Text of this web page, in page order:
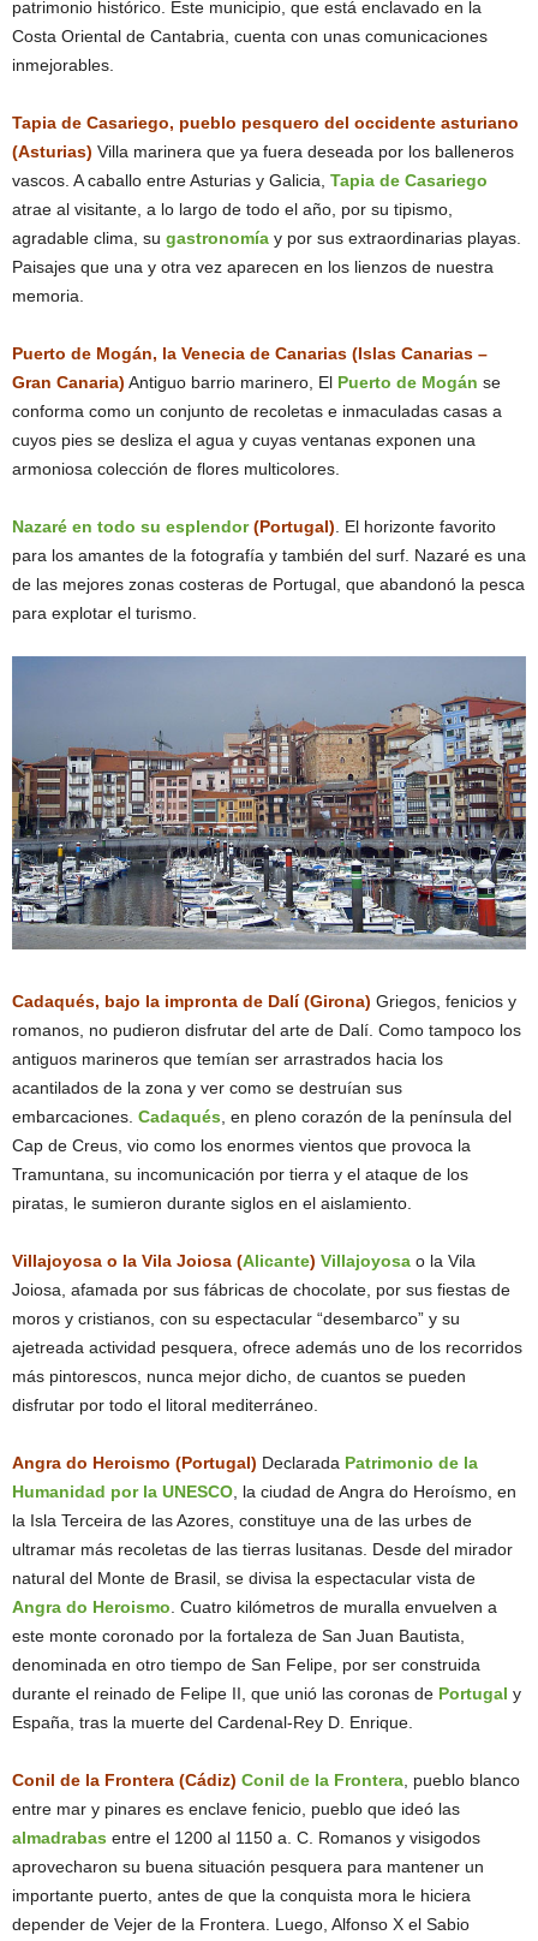
patrimonio histórico. Este municipio, que está enclavado en la
Costa Oriental de Cantabria, cuenta con unas comunicaciones
inmejorables.
Tapia de Casariego, pueblo pesquero del occidente asturiano
(Asturias) Villa marinera que ya fuera deseada por los balleneros
vascos. A caballo entre Asturias y Galicia, Tapia de Casariego
atrae al visitante, a lo largo de todo el año, por su tipismo,
agradable clima, su gastronomía y por sus extraordinarias playas.
Paisajes que una y otra vez aparecen en los lienzos de nuestra
memoria.
Puerto de Mogán, la Venecia de Canarias (Islas Canarias –
Gran Canaria) Antiguo barrio marinero, El Puerto de Mogán se
conforma como un conjunto de recoletas e inmaculadas casas a
cuyos pies se desliza el agua y cuyas ventanas exponen una
armoniosa colección de flores multicolores.
Nazaré en todo su esplendor(Portugal) . El horizonte favorito
para los amantes de la fotografía y también del surf. Nazaré es una
de las mejores zonas costeras de Portugal, que abandonó la pesca
para explotar el turismo.
Cadaqués, bajo la impronta de Dalí (Girona) Griegos, fenicios y
romanos, no pudieron disfrutar del arte de Dalí. Como tampoco los
antiguos marineros que temían ser arrastrados hacia los
acantilados de la zona y ver como se destruían sus
embarcaciones. Cadaqués , en pleno corazón de la península del
Cap de Creus, vio como los enormes vientos que provoca la
Tramuntana, su incomunicación por tierra y el ataque de los
piratas, le sumieron durante siglos en el aislamiento.
Villajoyosa o la Vila Joiosa (Alicante) Villajoyosa o la Vila
Joiosa, afamada por sus fábricas de chocolate, por sus fiestas de
moros y cristianos, con su espectacular “desembarco” y su
ajetreada actividad pesquera, ofrece además uno de los recorridos
más pintorescos, nunca mejor dicho, de cuantos se pueden
disfrutar por todo el litoral mediterráneo.
Angra do Heroismo (Portugal) Declarada Patrimonio de la
Humanidad por la UNESCO , la ciudad de Angra do Heroísmo, en
la Isla Terceira de las Azores, constituye una de las urbes de
ultramar más recoletas de las tierras lusitanas. Desde del mirador
natural del Monte de Brasil, se divisa la espectacular vista de
Angra do Heroismo . Cuatro kilómetros de muralla envuelven a
este monte coronado por la fortaleza de San Juan Bautista,
denominada en otro tiempo de San Felipe, por ser construida
durante el reinado de Felipe II, que unió las coronas de Portugal y
España, tras la muerte del Cardenal-Rey D. Enrique.
Conil de la Frontera (Cádiz) Conil de la Frontera , pueblo blanco
entre mar y pinares es enclave fenicio, pueblo que ideó las
almadrabas entre el 1200 al 1150 a. C. Romanos y visigodos
aprovecharon su buena situación pesquera para mantener un
importante puerto, antes de que la conquista mora le hiciera
depender de Vejer de la Frontera. Luego, Alfonso X el Sabio